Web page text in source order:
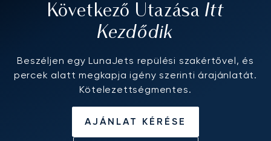
Következő Utazása Itt
Kezdődik
Beszéljen egy LunaJets repülési szakértővel, és
percek alatt megkapja igény szerinti árajánlatát.
Kötelezettségmentes.
AJÁNLAT KÉRÉSE